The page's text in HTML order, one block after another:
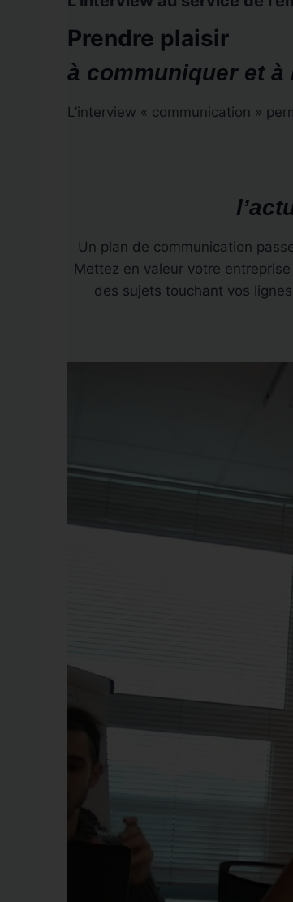
Prendre plaisir
à communiquer et à
L’interview « communication »
Un plan de communication
Mettez en valeur votre
des sujets touchant vos